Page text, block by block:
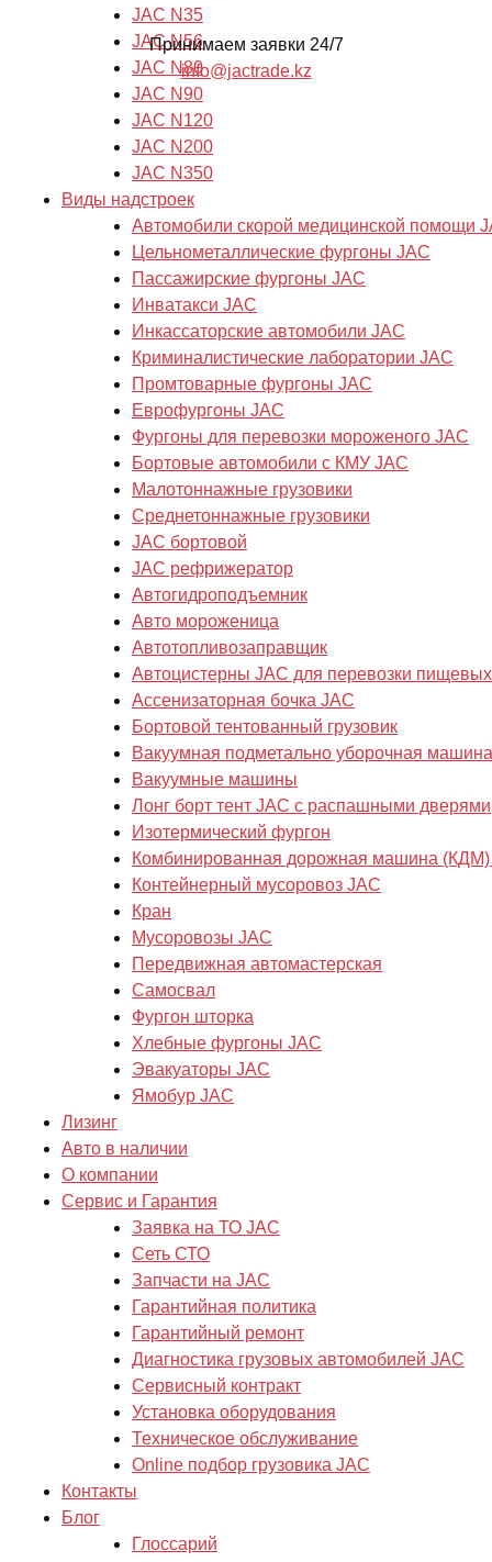
JAC N35
JAC N56
JAC N80
JAC N90
JAC N120
JAC N200
JAC N350
Виды надстроек
Автомобили скорой медицинской помощи
Цельнометаллические фургоны JAC
Пассажирские фургоны JAC
Инватакси JAC
Инкассаторские автомобили JAC
Криминалистические лаборатории JAC
Промтоварные фургоны JAC
Еврофургоны JAC
Фургоны для перевозки мороженого JAC
Бортовые автомобили с КМУ JAC
Малотоннажные грузовики
Cреднетоннажные грузовики
JAC бортовой
JAC рефрижератор
Автогидроподъемник
Авто мороженица
Автотопливозаправщик
Автоцистерны JAC для перевозки
Ассенизаторная бочка JAC
Бортовой тентованный грузовик
Вакуумная подметально уборочная
Вакуумные машины
Лонг борт тент JAC с распашными дверями
Изотермический фургон
Комбинированная дорожная машина
Контейнерный мусоровоз JAC
Кран
Мусоровозы JAC
Передвижная автомастерская
Самосвал
Фургон шторка
Хлебные фургоны JAC
Эвакуаторы JAC
Ямобур JAC
Лизинг
Авто в наличии
О компании
Сервис и Гарантия
Заявка на ТО JAC
Сеть СТО
Запчасти на JAC
Гарантийная политика
Гарантийный ремонт
Диагностика грузовых автомобилей JAC
Сервисный контракт
Установка оборудования
Техническое обслуживание
Online подбор грузовика JAC
Контакты
Блог
Глоссарий
Принимаем заявки 24/7
info@jactrade.kz